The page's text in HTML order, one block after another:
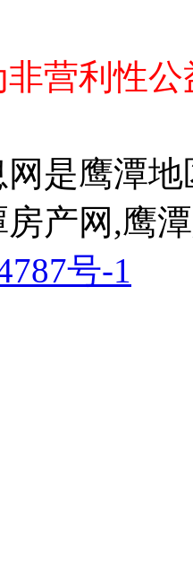
营利性
是鹰潭
产网,鹰
号-1